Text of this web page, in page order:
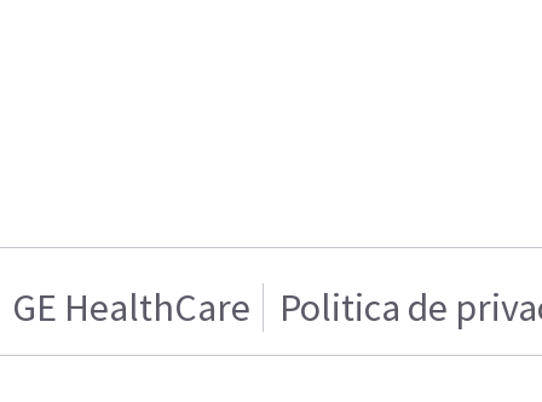
GE HealthCare Politica de